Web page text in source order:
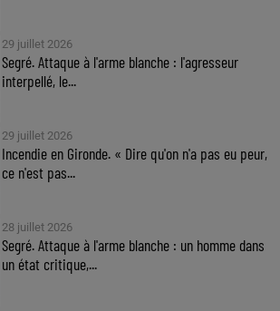
29 juillet 2026
Segré. Attaque à l'arme blanche : l'agresseur
interpellé, le...
29 juillet 2026
Incendie en Gironde. « Dire qu'on n'a pas eu peur,
ce n'est pas...
28 juillet 2026
Segré. Attaque à l'arme blanche : un homme dans
un état critique,...